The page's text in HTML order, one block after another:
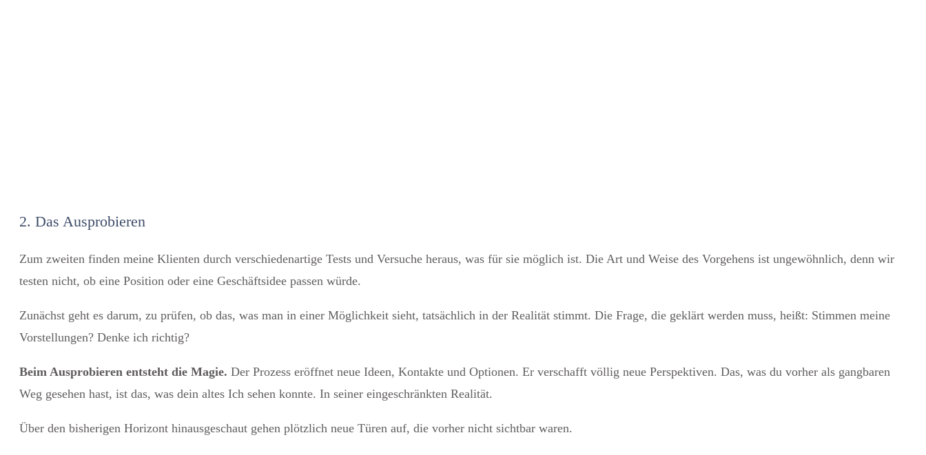
2. Das Ausprobieren
Zum zweiten finden meine Klienten durch verschiedenartige Tests und Versuche heraus, was für sie möglich ist. Die Art und Weise des Vorgehens ist ungewöhnlich, denn wir
testen nicht, ob eine Position oder eine Geschäftsidee passen würde.
Zunächst geht es darum, zu prüfen, ob das, was man in einer Möglichkeit sieht, tatsächlich in der Realität stimmt. Die Frage, die geklärt werden muss, heißt: Stimmen meine
Vorstellungen? Denke ich richtig?
Beim Ausprobieren entsteht die Magie. Der Prozess eröffnet neue Ideen, Kontakte und Optionen. Er verschafft völlig neue Perspektiven. Das, was du vorher als gangbaren
Weg gesehen hast, ist das, was dein altes Ich sehen konnte. In seiner eingeschränkten Realität.
Über den bisherigen Horizont hinausgeschaut gehen plötzlich neue Türen auf, die vorher nicht sichtbar waren.